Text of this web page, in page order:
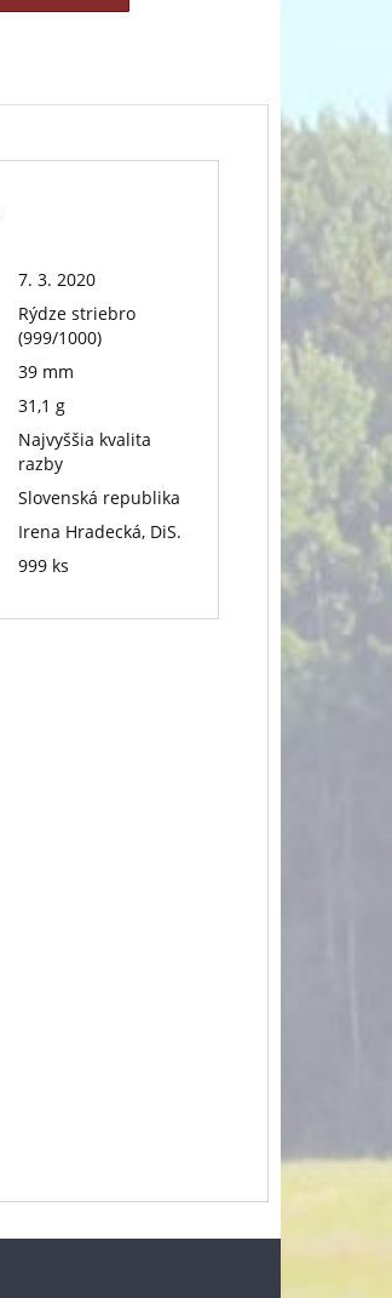
7. 3. 2020
Rýdze striebro
(999/1000)
39 mm
31,1 g
Najvyššia kvalita
razby
Slovenská republika
Irena Hradecká, DiS.
999 ks